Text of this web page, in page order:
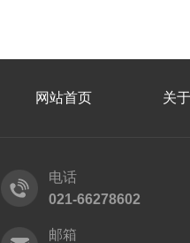
网站首页 关
电话
021-66278602
邮箱